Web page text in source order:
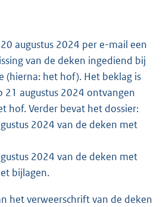
augustus 2024 per e-mail een
van de deken ingediend bij
(hierna: het hof). Het beklag is
21 augustus 2024 ontvangen
hof. Verder bevat het dossier:
2024 van de deken met
2024 van de deken met
bijlagen.
het verweerschrift van de deken